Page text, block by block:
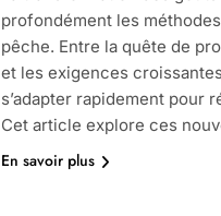
profondément les
pêche. Entre la quête de
et les exigences
s’adapter rapidement pour
Cet article explore ces
En savoir plus